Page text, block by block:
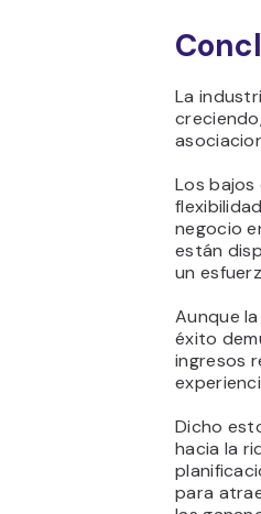
La
Los bajos
negocio
están
un
Aunque
éxito
ingresos
Dicho
hacia la
para